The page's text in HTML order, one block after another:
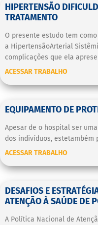
HIPERTENSÃO
TRATAMENTO
O presente estudo tem
a HipertensãoArterial
complicações que ela
ACESSAR TRABALHO
EQUIPAMENTO DE
Apesar de o hospital ser
dos indivíduos, estetambém
ACESSAR TRABALHO
DESAFIOS E
ATENÇÃO À SAÚDE DE
A Política Nacional de